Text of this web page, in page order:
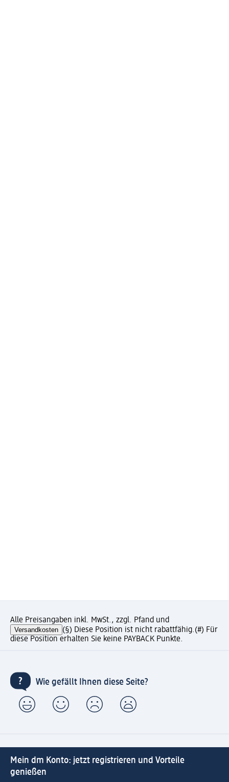
Alle Preisangaben inkl. MwSt., zzgl. Pfand und
Versandkosten (§) Diese Position ist nicht rabattfähig.(#) Für
diese Position erhalten Sie keine PAYBACK Punkte.
Wie gefällt Ihnen diese Seite?
Mein dm Konto: jetzt registrieren und Vorteile
genießen